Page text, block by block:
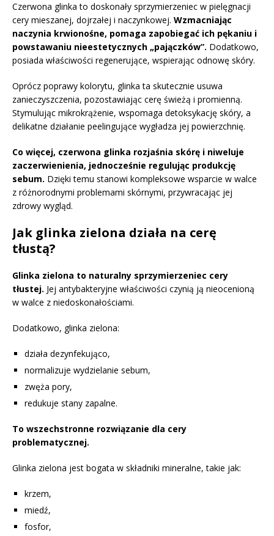
Czerwona glinka to doskonały sprzymierzeniec w pielęgnacji
cery mieszanej, dojrzałej i naczynkowej. Wzmacniając
naczynia krwionośne, pomaga zapobiegać ich pękaniu i
powstawaniu nieestetycznych „pajączków”. Dodatkowo,
posiada właściwości regenerujące, wspierając odnowę skóry.
Oprócz poprawy kolorytu, glinka ta skutecznie usuwa
zanieczyszczenia, pozostawiając cerę świeżą i promienną.
Stymulując mikrokrążenie, wspomaga detoksykację skóry, a
delikatne działanie peelingujące wygładza jej powierzchnię.
Co więcej, czerwona glinka rozjaśnia skórę i niweluje
zaczerwienienia, jednocześnie regulując produkcję
sebum. Dzięki temu stanowi kompleksowe wsparcie w walce
z różnorodnymi problemami skórnymi, przywracając jej
zdrowy wygląd.
Jak glinka zielona działa na cerę
tłustą?
Glinka zielona to naturalny sprzymierzeniec cery
tłustej. Jej antybakteryjne właściwości czynią ją nieocenioną
w walce z niedoskonałościami.
Dodatkowo, glinka zielona:
działa dezynfekująco,
normalizuje wydzielanie sebum,
zwęża pory,
redukuje stany zapalne.
To wszechstronne rozwiązanie dla cery
problematycznej.
Glinka zielona jest bogata w składniki mineralne, takie jak:
krzem,
miedź,
fosfor,